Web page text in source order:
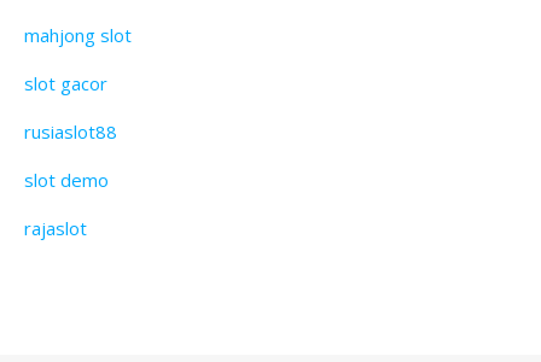
mahjong slot
slot gacor
rusiaslot88
slot demo
rajaslot